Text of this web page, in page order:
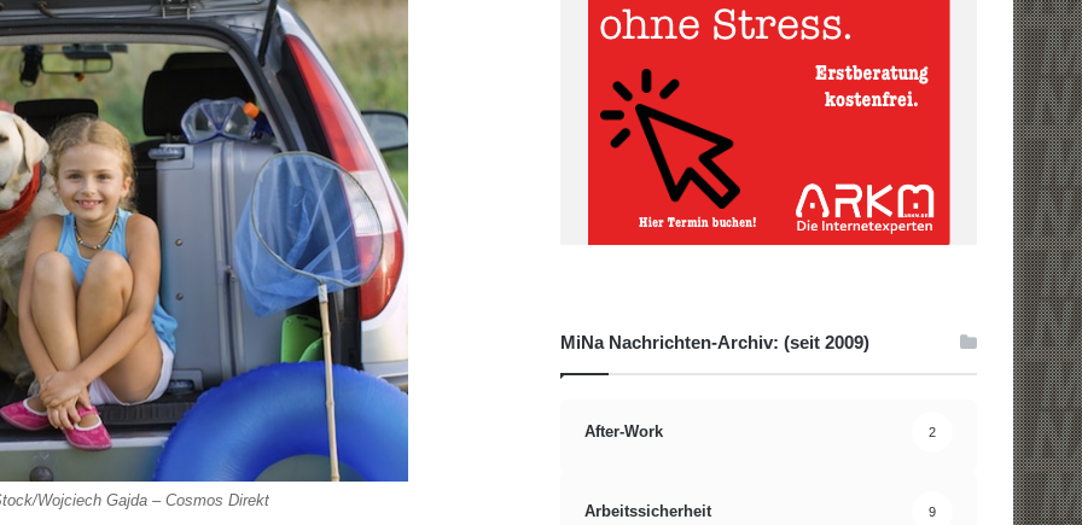
Wojciech Gajda – Cosmos Direkt
MiNa Nachrichten-Archiv: (seit 2009)
After-Work 2
Arbeitssicherheit 9